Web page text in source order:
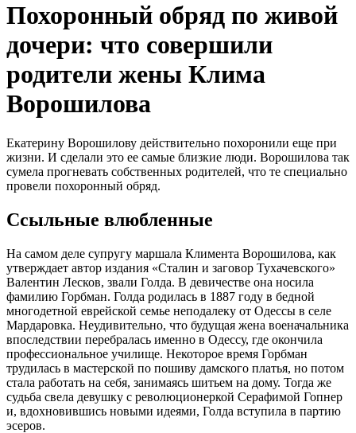
Похоронный обряд по живой
дочери: что совершили
родители жены Клима
Ворошилова
Екатерину Ворошилову действительно похоронили еще при
жизни. И сделали это ее самые близкие люди. Ворошилова так
сумела прогневать собственных родителей, что те специально
провели похоронный обряд.
Ссыльные влюбленные
На самом деле супругу маршала Климента Ворошилова, как
утверждает автор издания «Сталин и заговор Тухачевского»
Валентин Лесков, звали Голда. В девичестве она носила
фамилию Горбман. Голда родилась в 1887 году в бедной
многодетной еврейской семье неподалеку от Одессы в селе
Мардаровка. Неудивительно, что будущая жена военачальника
впоследствии перебралась именно в Одессу, где окончила
профессиональное училище. Некоторое время Горбман
трудилась в мастерской по пошиву дамского платья, но потом
стала работать на себя, занимаясь шитьем на дому. Тогда же
судьба свела девушку с революционеркой Серафимой Гопнер
и, вдохновившись новыми идеями, Голда вступила в партию
эсеров.